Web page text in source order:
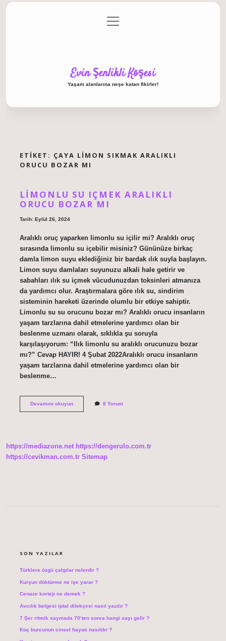
Gizlilik Politikası
menüyü
aç
Evin Şenlikli Köşesi
Yaşam alanlarına neşe katan fikirler!
ETIKET: ÇAYA LIMON SIKMAK ARALIKLI
ORUCU BOZAR MI
LIMONLU SU IÇMEK ARALIKLI
ORUCU BOZAR MI
Tarih: Eylül 26, 2024
Aralıklı oruç yaparken limonlu su içilir mi? Aralıklı oruç
sırasında limonlu su içebilir misiniz? Gününüze birkaç
damla limon suyu eklediğiniz bir bardak ılık suyla başlayın.
Limon suyu damlaları suyunuzu alkali hale getirir ve
sabahları ılık su içmek vücudunuzdan toksinleri atmanıza
da yardımcı olur. Araştırmalara göre ılık su, sindirim
sisteminin hareketi üzerinde olumlu bir etkiye sahiptir.
Limonlu su su orucunu bozar mı? Aralıklı orucu insanların
yaşam tarzlarına dahil etmelerine yardımcı olan bir
beslenme uzmanı olarak, sıklıkla şu soruyla
karşılaşıyorum: “Ilık limonlu su aralıklı orucunuzu bozar
mı?” Cevap HAYIR! 4 Şubat 2022Aralıklı orucu insanların
yaşam tarzlarına dahil etmelerine yardımcı olan bir
beslenme…
Devamını okuyunLimonlu
Mı
8 Yorum
https://mediazone.net https://dengerulo.com.tr
https://cevikman.com.tr Sitemap
SON YAZILAR
Türklere özgü çalgılar nelerdir ?
Kurşun döktürme ne işe yarar ?
Cenaze korteji ne demek ?
Avcılık belgesi iptal dilekçesi nasıl yazılır ?
7 Şer ritmik saymada 70’ten sonra hangi sayı gelir ?
Koç burcunun cinsel hayatı nasıldır ?